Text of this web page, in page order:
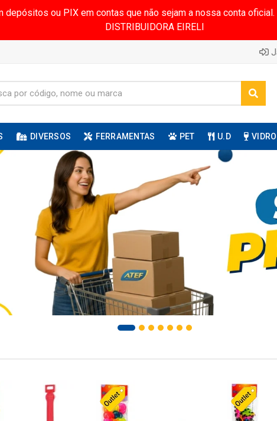
depósitos ou PIX em contas que não sejam a nossa conta
DISTRIBUIDORA EIRELI
DIVERSOS FERRAMENTAS PET U.D